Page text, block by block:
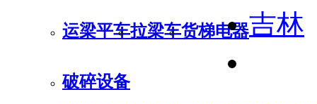
运梁平车拉梁车货梯电器
破碎设备
吉林